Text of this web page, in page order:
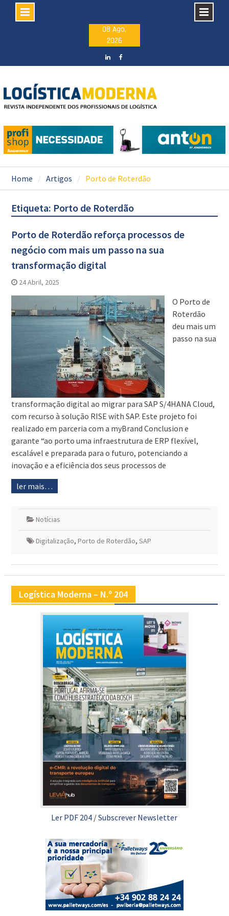
08 Ago,
2026
Home Artigos Porto de Roterdão
Etiqueta: Porto de Roterdão
Porto de Roterdão reforça processos de
negócio com mais um passo na sua
transformação digital
24 Abril, 2025
O Porto de
Roterdão
deu mais um
passo na sua
transformação digital ao migrar para SAP S/4HANA Cloud,
com recurso à solução RISE with SAP. Este projeto foi
realizado em parceria com a myBrand Conclusion e
garante “ao porto uma infraestrutura de ERP flexível,
escalável e preparada para o futuro, potenciando a
inovação e a eficiência dos seus processos de
ler mais…
Notícias
Digitalização, Porto de Roterdão, SAP
Logística Moderna – N.º 204
Ler PDF 204 /Subscrever Newsletter